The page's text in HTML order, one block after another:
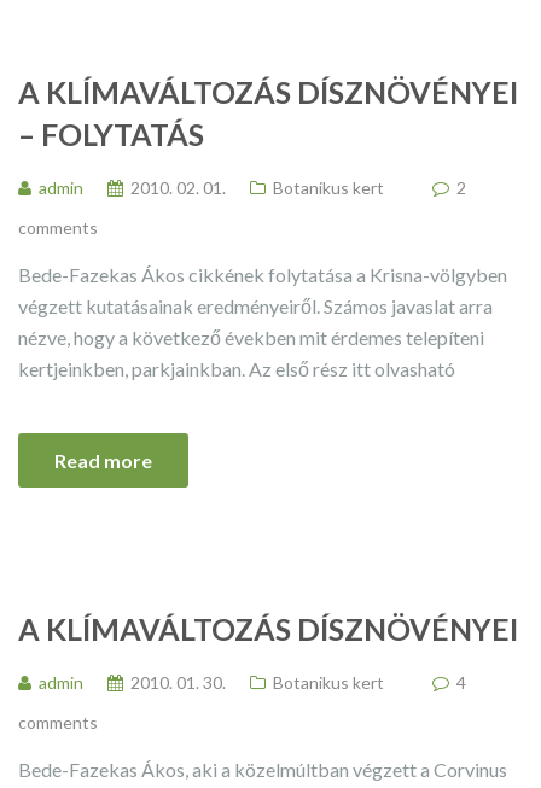
A KLÍMAVÁLTOZÁS DÍSZNÖVÉNYEI
– FOLYTATÁS
admin 2010. 02. 01. Botanikus kert
2
comments
Bede-Fazekas Ákos cikkének folytatása a Krisna-völgyben
végzett kutatásainak eredményeiről. Számos javaslat arra
nézve, hogy a következő években mit érdemes telepíteni
kertjeinkben, parkjainkban. Az első rész itt olvasható
Read more
A KLÍMAVÁLTOZÁS DÍSZNÖVÉNYEI
admin 2010. 01. 30. Botanikus kert
4
comments
Bede-Fazekas Ákos, aki a közelmúltban végzett a Corvinus